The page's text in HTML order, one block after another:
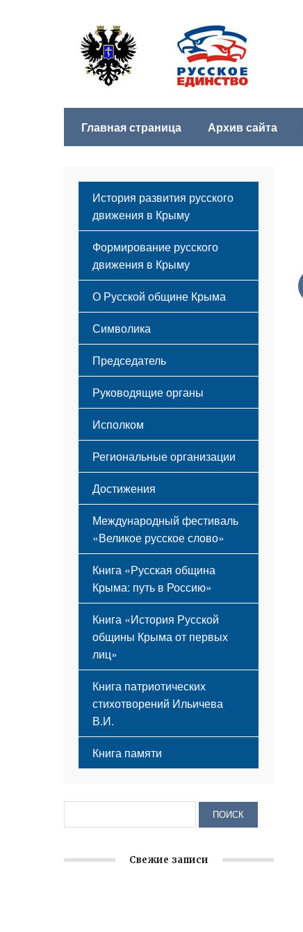
Главная страница Архив сайта
История развития русского
движения в Крыму
Формирование русского
движения в Крыму
Русский Крым
О Русской общине Крыма
Этапы становления
Принципы деятельности
Структура
Мероприятия
Символика
Флаг
Герб
Гимн
Председатель
Руководящие органы
Исполком
Региональные организации
Достижения
Международный фестиваль
«Великое русское слово»
Книга «Русская община
Крыма: путь в Россию»
Книга «История Русской
общины Крыма от первых
лиц»
Книга патриотических
стихотворений Ильичева
В.И.
Книга памяти
Свежие записи